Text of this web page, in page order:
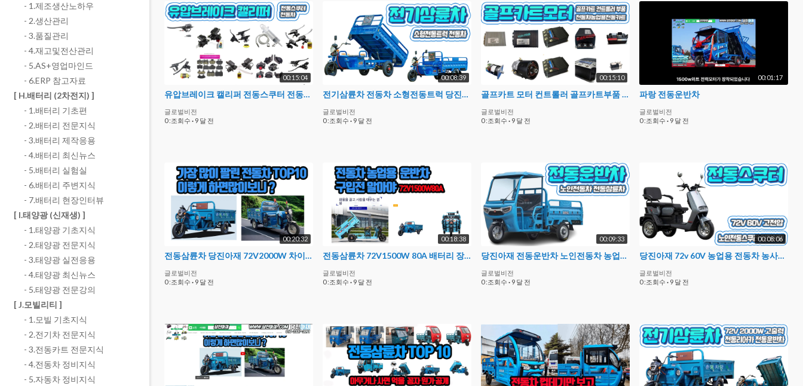
00:15:04
유압브레이크 캘리퍼 전동스쿠터 전동차 당진아재
글로벌비전
0 :조회수 · 9 달 전
00:08:39
전기삼륜차 전동차 소형전동트럭 당진아재
글로벌비전
0 :조회수 · 9 달 전
00:15:10
골프카트 모터 컨트롤러 골프카트부품 당진아재
글로벌비전
0 :조회수 · 9 달 전
00:01:17
파랑 전동운반차
글로벌비전
0 :조회수 · 9 달 전
00:20:32
전동삼륜차 당진아재 72V2000W 차이60V 농업용전동차 전동카트 배터리카트
글로벌비전
0 :조회수 · 9 달 전
00:18:38
전동삼륜차 72V1500W 80A 배터리 장착 전동차 구입전 비교해보기 당진아재
글로벌비전
0 :조회수 · 9 달 전
00:09:33
당진아재 전동운반차 노인전동차 농업용 농사용 전동삼륜차 P4446
글로벌비전
0 :조회수 · 9 달 전
00:08:06
당진아재 72v 60V 농업용 전동차 농사용 노인전동차 스쿠터 고전압 P8679
글로벌비전
0 :조회수 · 9 달 전
- 1.제조생산노하우
- 2.생산관리
- 3.품질관리
- 4.재고및전산관리
- 5.AS+영업마인드
- 6.ERP 참고자료
[ H.배터리 (2차전지) ]
- 1.배터리 기초편
- 2.배터리 전문지식
- 3.배터리 제작응용
- 4.배터리 최신뉴스
- 5.배터리 실험실
- 6.배터리 주변지식
- 7.배터리 현장인터뷰
[ I.태양광 (신재생) ]
- 1.태양광 기초지식
- 2.태양광 전문지식
- 3.태양광 실전응용
- 4.태양광 최신뉴스
- 5.태양광 전문강의
[ J.모빌리티 ]
- 1.모빌 기초지식
- 2.전기차 전문지식
- 3.전동카트 전문지식
- 4.전동차 정비지식
- 5.자동차 정비지식